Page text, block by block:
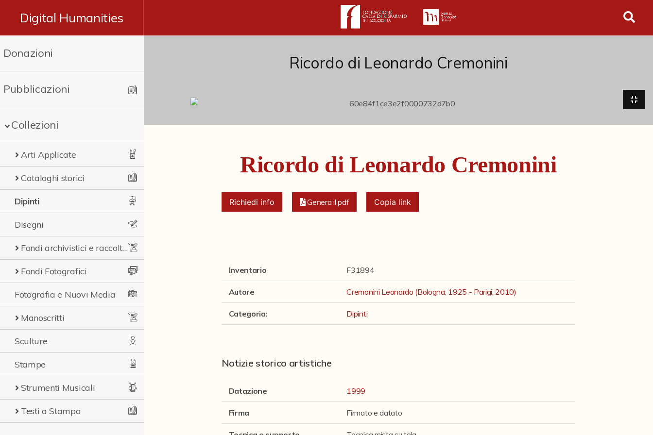
Digital Humanities
Donazioni
Pubblicazioni
Collezioni
Arti Applicate
Cataloghi storici
Dipinti
Disegni
Fondi archivistici e raccolte documentarie
Fondi Fotografici
Fotografia e Nuovi Media
Manoscritti
Sculture
Stampe
Strumenti Musicali
Testi a Stampa
Ricordo di Leonardo Cremonini
Ricordo di Leonardo Cremonini
Richiedi info Genera il pdf Copia link
Inventario F31894
Autore Cremonini Leonardo (Bologna, 1925 - Parigi, 2010)
Categoria: Dipinti
Notizie storico artistiche
Datazione 1999
Firma Firmato e datato